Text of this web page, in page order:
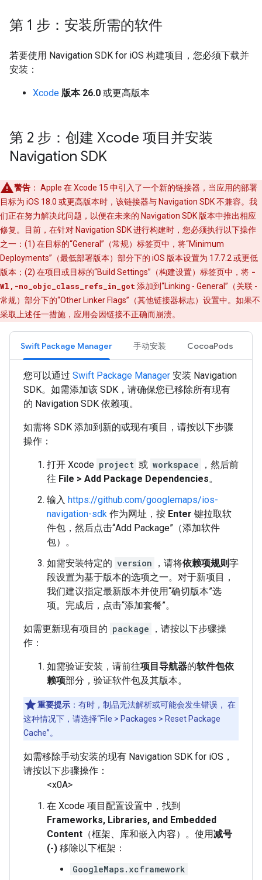
第 1 步：安装所需的软件
若要使用 Navigation SDK for iOS 构建项目，您必须下载并
安装：
Xcode 版本 26.0 或更高版本
第 2 步：创建 Xcode 项目并安装
Navigation SDK
警告 ： Apple 在 Xcode 15 中引入了一个新的链接器，当应用的部署
目标为 iOS 18.0 或更高版本时，该链接器与 Navigation SDK 不兼容。我
们正在努力解决此问题，以便在未来的 Navigation SDK 版本中推出相应
修复。目前，在针对 Navigation SDK 进行构建时，您必须执行以下操作
之一：(1) 在目标的“General”（常规）标签页中，将“Minimum
Deployments”（最低部署版本）部分下的 iOS 版本设置为 17.7.2 或更低
版本；(2) 在项目或目标的“Build Settings”（构建设置）标签页中，将 -
Wl,-no_objc_class_refs_in_got 添加到“Linking - General”（关联 -
常规）部分下的“Other Linker Flags”（其他链接器标志）设置中。如果不
采取上述任一措施，应用会因链接不正确而崩溃。
Swift Package Manager 手动安装 CocoaPods
您可以通过 Swift Package Manager 安装 Navigation
SDK。如需添加该 SDK，请确保您已移除所有现有
的 Navigation SDK 依赖项。
如需将 SDK 添加到新的或现有项目，请按以下步骤
操作：
打开 Xcode project 或 workspace
，然后前
往 File > Add Package Dependencies。
输入 https://github.com/googlemaps/ios-
navigation-sdk 作为网址，按 Enter 键拉取软
件包，然后点击“Add Package”（添加软件
包）。
如需安装特定的 version ，请将依赖项规则字
段设置为基于版本的选项之一。对于新项目，
我们建议指定最新版本并使用“确切版本”选
项。完成后，点击“添加套餐”。
如需更新现有项目的 package
，请按以下步骤操
作：
如需验证安装，请前往项目导航器的软件包依
赖项部分，验证软件包及其版本。
重要提示 ：有时，制品无法解析或可能会发生错误， 在
这种情况下，请选择“File > Packages > Reset Package
Cache”。
如需移除手动安装的现有 Navigation SDK for iOS，
请按以下步骤操作：
<x0A>
在 Xcode 项目配置设置中，找到
Frameworks, Libraries, and Embedded
Content （框架、库和嵌入内容）。使用减号
(-) 移除以下框架：
GoogleMaps.xcframework